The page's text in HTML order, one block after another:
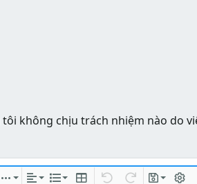
không chịu trách nhiệm nào do